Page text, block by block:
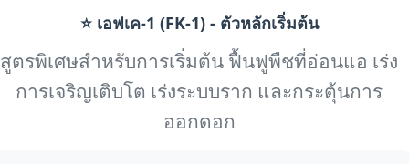
⭐ เอฟเค-1 (FK-1) - ตัวหลักเริ่มต้น
สูตรพิเศษสำหรับการเริ่มต้น ฟื้นฟูพืชที่อ่อนแอ เร่ง
การเจริญเติบโต เร่งระบบราก และกระตุ้นการ
ออกดอก